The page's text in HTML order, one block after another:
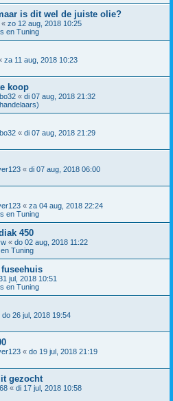
is dit wel de juiste olie?
« zo 12 aug, 2018 10:25
en Tuning
za 11 aug, 2018 10:23
koop
« di 07 aug, 2018 21:32
« di 07 aug, 2018 21:29
« di 07 aug, 2018 06:00
« za 04 aug, 2018 22:24
en Tuning
450
« do 02 aug, 2018 11:22
Tuning
jul, 2018 10:51
en Tuning
do 26 jul, 2018 19:54
« do 19 jul, 2018 21:19
gezocht
« di 17 jul, 2018 10:58